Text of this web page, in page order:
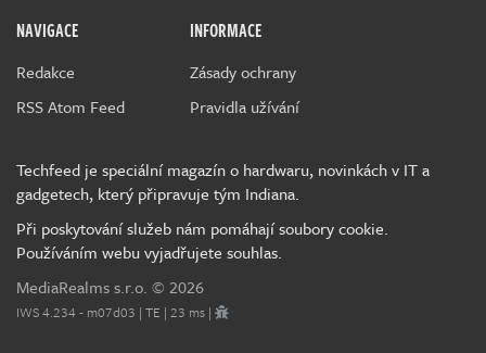
NAVIGACE
Redakce
RSS Atom Feed
INFORMACE
Zásady ochrany
Pravidla užívání
Techfeed je speciální magazín o hardwaru, novinkách v IT a
gadgetech, který připravuje tým Indiana.
Při poskytování služeb nám pomáhají soubory cookie.
Používáním webu vyjadřujete souhlas.
MediaRealms s.r.o. © 2026
IWS 4.234 - m07d03 | TE | 23 ms |